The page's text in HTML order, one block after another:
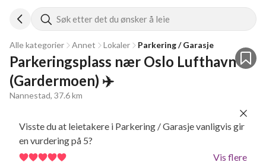
Søk etter det du ønsker å leie
Alle kategorier Annet Lokaler Parkering / Garasje
Parkeringsplass nær Oslo Lufthavn
(Gardermoen) ✈️
Nannestad, 37.6 km
Visste du at leietakere i Parkering / Garasje vanligvis gir
en vurdering på 5?
Vis flere